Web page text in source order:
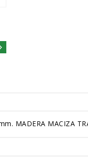
MADERA MACIZA